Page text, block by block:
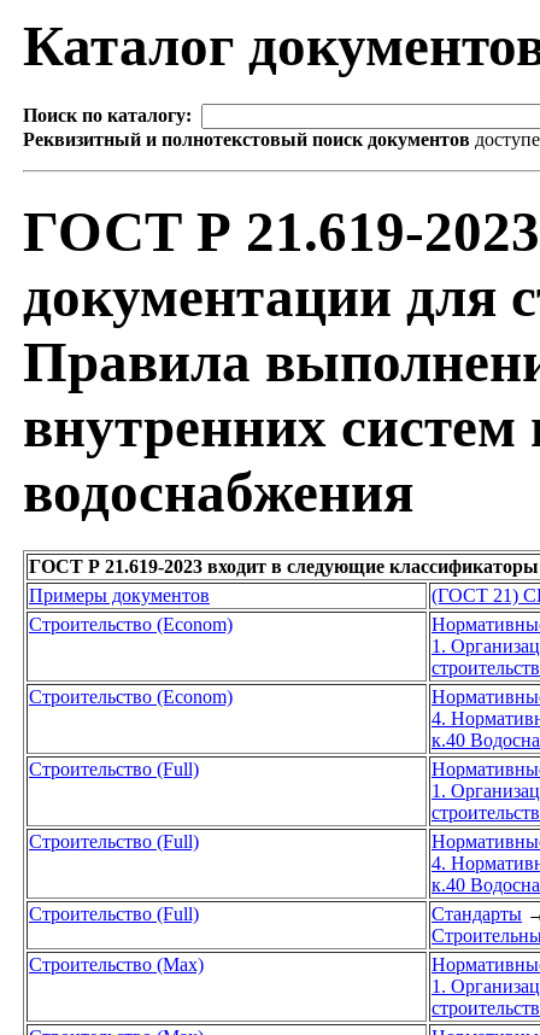
Каталог
Поиск по каталогу:
Реквизитный и полнотекстовый поиск документов
ГОСТ Р 21.619-
документации для
Правила
внутренних
водоснабжения
ГОСТ Р 21.619-2023 входит в следующие
Примеры документов
(ГОСТ 21)
Строительство (Econom)
1.
Строительство (Econom)
4.
к.40
Строительство (Full)
1.
Строительство (Full)
4.
к.40
Строительство (Full)
Стандарты
Строительство (Max)
1.